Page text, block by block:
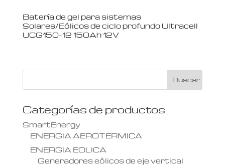
Batería de gel para sistemas
Solares/Eólicos de ciclo profundo Ultracell
UCG150-12 150Ah 12V
Categorías de productos
SmartEnergy
ENERGIA AEROTERMICA
ENERGIA EOLICA
Generadores eólicos de eje vertical